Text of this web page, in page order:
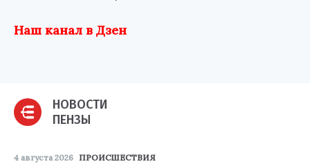
Наш канал в Дзен
НОВОСТИ
ПЕНЗЫ
4 августа 2026 ПРОИСШЕСТВИЯ